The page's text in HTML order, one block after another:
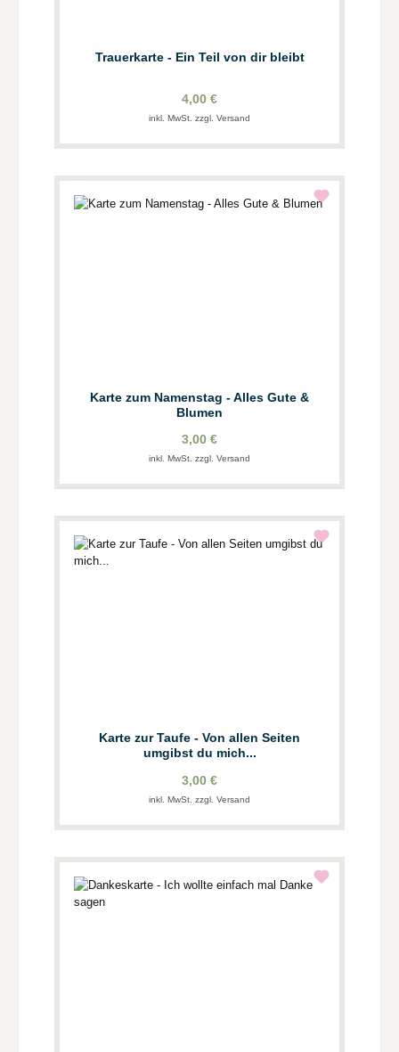
Trauerkarte - Ein Teil von dir bleibt
4,00 €
inkl. MwSt. zzgl. Versand
Karte zum Namenstag - Alles Gute &
Blumen
3,00 €
inkl. MwSt. zzgl. Versand
Karte zur Taufe - Von allen Seiten
umgibst du mich...
3,00 €
inkl. MwSt. zzgl. Versand